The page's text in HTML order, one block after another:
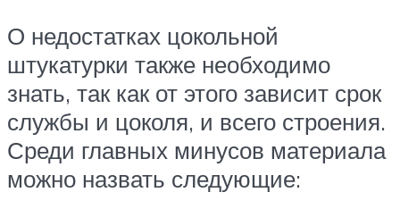
О недостатках цокольной
штукатурки также необходимо
знать, так как от этого зависит срок
службы и цоколя, и всего строения.
Среди главных минусов материала
можно назвать следующие: